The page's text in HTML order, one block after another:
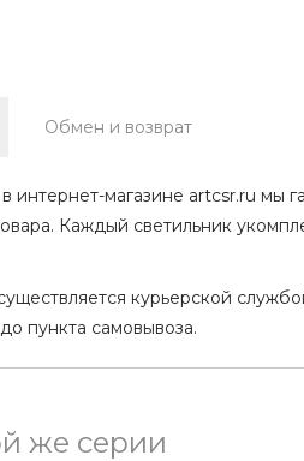
Обмен и возврат
интернет-магазине artcsr.ru мы
Каждый светильник
курьерской
пункта самовывоза.
же серии